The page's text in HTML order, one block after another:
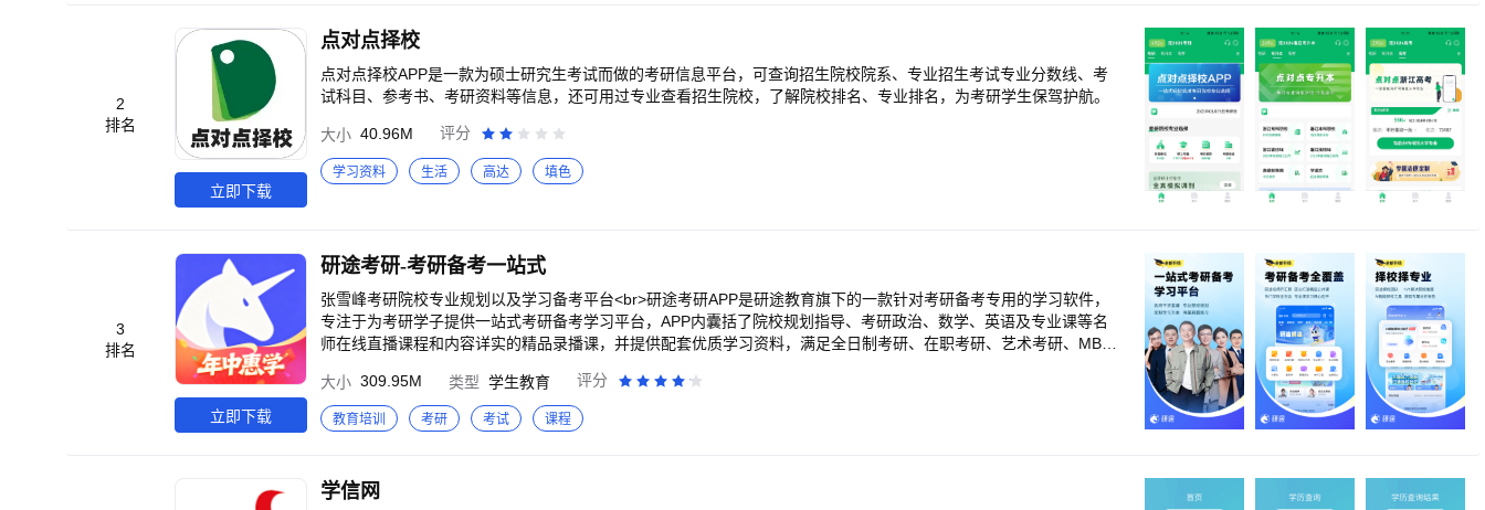
奏，资料搭配课程备战考研。<br>【专业课1对1辅导】按照目标院校专业匹配老师及直系学长；结合学员专业基础及
目标院校考情量身定制辅导和学习规划，提供从初试到复试的全方位备考指导。
2
排名
立即下载
点对点择校
点对点择校APP是一款为硕士研究生考试而做的考研信息平台，可查询招生院校院系、专业招生考试专业分数线、考
试科目、参考书、考研资料等信息，还可用过专业查看招生院校，了解院校排名、专业排名，为考研学生保驾护航。
大小 40.96M 评分
学习资料 生活 高达 填色
3
排名
立即下载
研途考研-考研备考一站式
张雪峰考研院校专业规划以及学习备考平台<br>研途考研APP是研途教育旗下的一款针对考研备考专用的学习软件，
专注于为考研学子提供一站式考研备考学习平台，APP内囊括了院校规划指导、考研政治、数学、英语及专业课等名
师在线直播课程和内容详实的精品录播课，并提供配套优质学习资料，满足全日制考研、在职考研、艺术考研、MBA
屠皓民、唐迟、颉斌斌；考研数学杨超领航的名师团队为芊芊学子的考研备考保驾护航。<br><br>【1V1定制课】<br
>精准匹配专业顾问，定制专属学习计划，提供从初试到复试的全方位备考指导。<br><br>【考研题库】<br>50000＋
全科精选试题，历年真题、考点刷题、错题集等功能上线，各类习题一网打尽。<br><br>【线上模考】<br>万人线上
【海量研讯】<br>实时更新各类院校信息及考试资讯，网罗各种学习工具，备考干货。<br><br>【在线课堂】<br>超
多好课免费试听，名师团队直播课程，实时互动，原生画质，高清流畅。<br><br>关键词：考研、考研英语、张雪峰
大小 309.95M 类型 学生教育 评分
教育培训 考研 考试 课程
学信网